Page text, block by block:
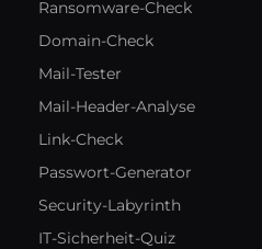
Ransomware-Check
Domain-Check
Mail-Tester
Mail-Header-Analyse
Link-Check
Passwort-Generator
Security-Labyrinth
IT-Sicherheit-Quiz